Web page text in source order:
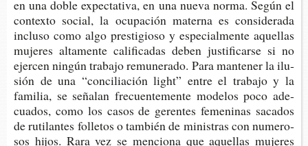
en una doble expec­ta­ti­va, en una nueva norma. Según el
con­tex­to social, la ocu­pa­ción mater­na es con­si­de­ra­da
inclu­so como algo pres­ti­gio­so y espe­cial­men­te aque­llas
muje­res alta­men­te cali­fi­ca­das deben jus­ti­fi­car­se si no
ejer­cen nin­gún tra­ba­jo remu­ne­ra­do. Para man­te­ner la ilu­
sión de una “con­ci­lia­ción light” entre el tra­ba­jo y la
fami­lia, se seña­lan fre­cuen­te­men­te mode­los poco ade­
cua­dos, como los casos de geren­tes feme­ni­nas saca­dos
de ruti­lan­tes folle­tos o tam­bién de minis­tras con nume­ro­
sos hijos. Rara vez se men­cio­na que aque­llas muje­res